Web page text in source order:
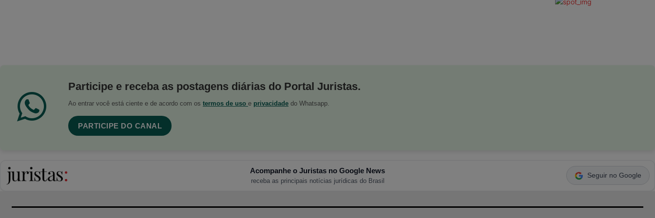
Participe e receba as postagens diárias do Portal Juristas.
Ao entrar você está ciente e de acordo com os termos de uso e privacidade do Whatsapp.
PARTICIPE DO CANAL
Acompanhe o Juristas no Google News
receba as principais notícias jurídicas do Brasil
Seguir no Google